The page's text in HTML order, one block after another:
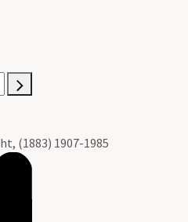
(1883) 1907-1985